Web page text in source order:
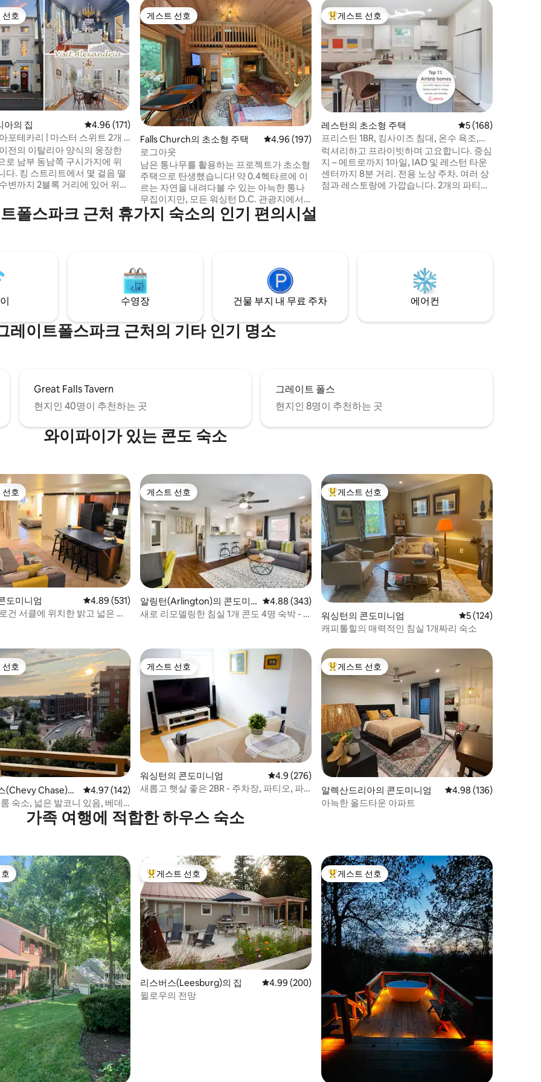
287개
선호
선호
아의 집 평점 4.96점(5점 만점), 후기 171개
4.96 (171)
포테카리 | 마스터 스위트 2개 |
전의 이탈리아 양식의 웅장한
로 남부 동남쪽 구시가지에 위
다. 킹 스트리트에서 몇 걸음 떨
변까지 2블록 거리에 있어 위치
건물은 과거 약국으로 사용되었
운 리노베이션은 진정한 환대
크인 세탁기/건조기 요청 시 무
게스트 선호
게스트 선호
Falls Church의 초소형 주택 평점 4.96점(5점 만점), 후기 197개
4.96 (197)
로그아웃
남은 통나무를 활용하는 프로젝트가 초소형
주택으로 탄생했습니다! 약 0.4헥타르에 이
르는 자연을 내려다볼 수 있는 아늑한 통나
무집이지만, 모든 워싱턴 D.C. 관광지에서
고작 몇 분 거리입니다. 1인 여행, 낭만적인
휴양지, 소규모 가족/그룹 모임 또는 한적한
관광지/레스토랑에 대한 조언과 안내를 제
공해 드리겠습니다. 모든 종류의 흡연 금지,
반려동물 동반 금지, 파티 금지.
상위 게스트 선호
게스트 선호
레스턴의 초소형 주택 평점 5점(5점 만점),
5 (168)
프리스틴 1BR, 킹사이즈 침대, 온수 욕조,
IAD 인근
럭셔리하고 프라이빗하며 고요합니다. 중심
지 – 메트로까지 1마일, IAD 및 레스턴 타운
센터까지 8분 거리. 전용 노상 주차. 여러 상
점과 레스토랑에 가깝습니다. 2개의 파티오
초고속 와이파이. 공용 공간이 없습니다.
2023년에 새로 지었습니다.
폴스파크 근처 휴가지 숙소의 인기 편의시설
수영장 건물 부지 내 무료 주차 에어컨
레이트폴스파크 근처의 기타 인기 명소
Great Falls Tavern
현지인 40명이 추천하는 곳
그레이트 폴스
현지인 8명이 추천하는 곳
와이파이가 있는 콘도 숙소
862개
선호
선호
도미니엄 평점 4.89점(5점 만점), 후기 531개
4.89 (531)
건 서클에 위치한 밝고 넓은 젠
게스트 선호
게스트 선호
알링턴(Arlington)의 콘도미
니엄
평점 4.88점(5점 만점), 후기 343개
4.88 (343)
새로 리모델링한 침실 1개 콘도 4명 숙박 - 4
상위 게스트 선호
게스트 선호
워싱턴의 콘도미니엄 평점 5점(5점 만점),
5 (124)
캐피톨힐의 매력적인 침실 1개짜리 숙소
279개
선호
선호
(Chevy Chase)의
평점 4.97점(5점 만점), 후기 142개
4.97 (142)
숙소, 넓은 발코니 있음, 베데
게스트 선호
게스트 선호
워싱턴의 콘도미니엄 평점 4.9점(5점 만점), 후기 276개
4.9 (276)
새롭고 햇살 좋은 2BR - 주차장, 파티오, 파
상위 게스트 선호
게스트 선호
알렉산드리아의 콘도미니엄 평점 4.98점(5점 만점),
4.98 (136)
아늑한 올드타운 아파트
가족 여행에 적합한 하우스 숙소
210개
상위 게스트 선호
게스트 선호
리스버스(Leesburg)의 집 평점 4.99점(5점 만점), 후기 200개
4.99 (200)
윌로우의 전망
상위 게스트 선호
게스트 선호